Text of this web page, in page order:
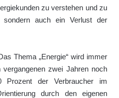
zu verstehen und zu
sondern auch ein Verlust der
Thema „Energie“ wird immer
zwei Jahren noch
Prozent der Verbraucher im
durch den eigenen